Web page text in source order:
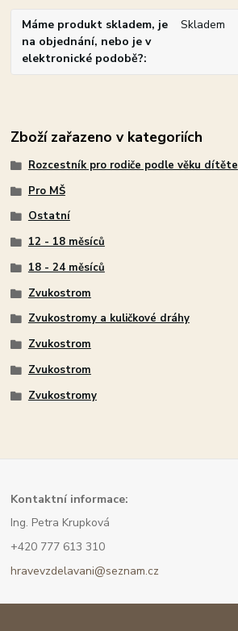
Máme produkt skladem, je
na objednání, nebo je v
elektronické podobě?
Skladem
Zboží zařazeno v kategoriích
Rozcestník pro rodiče podle věku dítěte
Pro MŠ
Ostatní
12 - 18 měsíců
18 - 24 měsíců
Zvukostrom
Zvukostromy a kuličkové dráhy
Zvukostrom
Zvukostrom
Zvukostromy
Kontaktní informace:
Ing. Petra Krupková
+420 777 613 310
hravevzdelavani@seznam.cz